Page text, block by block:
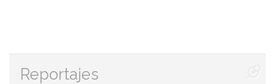
Reportajes